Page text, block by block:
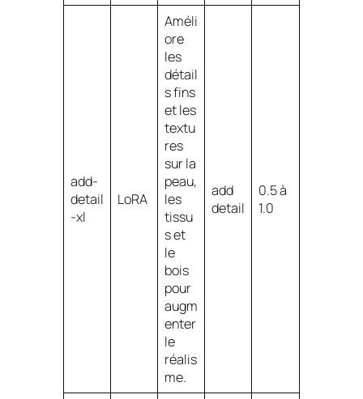
add-
detail
-xl
LoRA
Améli
ore
les
détail
s fins
et les
textu
res
sur la
peau,
les
tissu
s et
le
bois
pour
augm
enter
le
réalis
me.
add
detail
0.5 à
1.0